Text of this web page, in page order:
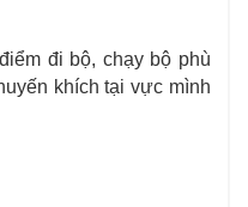
đi bộ, chạy bộ phù
khích tại vực mình